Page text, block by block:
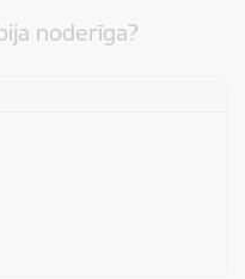
noderīga?